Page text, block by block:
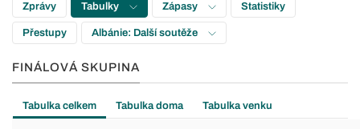
Zprávy Tabulky Zápasy Statistiky
Přestupy Albánie: Další soutěže
FINÁLOVÁ SKUPINA
Tabulka celkem Tabulka doma Tabulka venku